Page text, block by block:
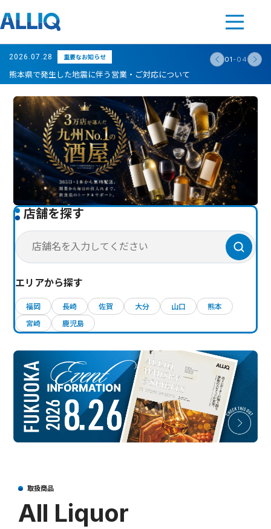
飲食店向け酒屋ならALLIQオーリ
2026.07.28 重要なお知らせ
熊本県で発生した地震に伴う営業・ご対応について
01-04
店舗を探す
エリアから探す
福岡 長崎 佐賀 大分 山口
熊本
宮崎
鹿児島
取扱商品
All Liquor